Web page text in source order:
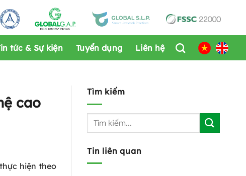
tức & Sự kiện Tuyển dụng Liên hệ
cao
hiện theo
Tìm kiếm
Tin liên quan